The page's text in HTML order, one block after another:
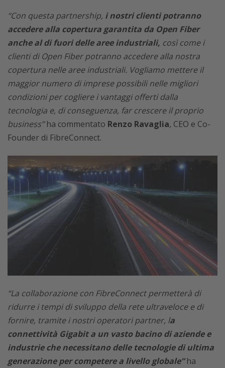
“Con questa partnership, i nostri clienti potranno
accedere alla copertura garantita da Open Fiber
anche al di fuori delle aree industriali, così come i
clienti di Open Fiber potranno accedere alla nostra
copertura nelle aree industriali. Vogliamo mettere il
maggior numero di imprese possibili nelle migliori
condizioni per cogliere i vantaggi offerti dalla
tecnologia e, di conseguenza, far crescere il proprio
business”ha commentato Renzo Ravaglia, CEO e Co-
Founder di FibreConnect.
“La collaborazione con FibreConnect permetterà di
ridurre i tempi di sviluppo della rete ultraveloce e di
fornire, tramite i nostri operatori partner, la
connettività Gigabit a un vasto bacino di aziende e
industrie che necessitano delle tecnologie di ultima
generazione per competere a livello globale”ha